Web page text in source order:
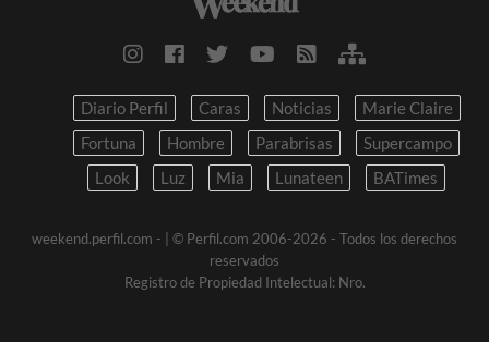
Diario Perfil Caras Noticias
Marie Claire
Fortuna
Hombre Parabrisas
Supercampo
Look
Luz Mia Lunateen BATimes
weekend.perfil.com -
| © Perfil.com 2006-2026 - Todos los derechos
reservados
Registro de Propiedad Intelectual: Nro.